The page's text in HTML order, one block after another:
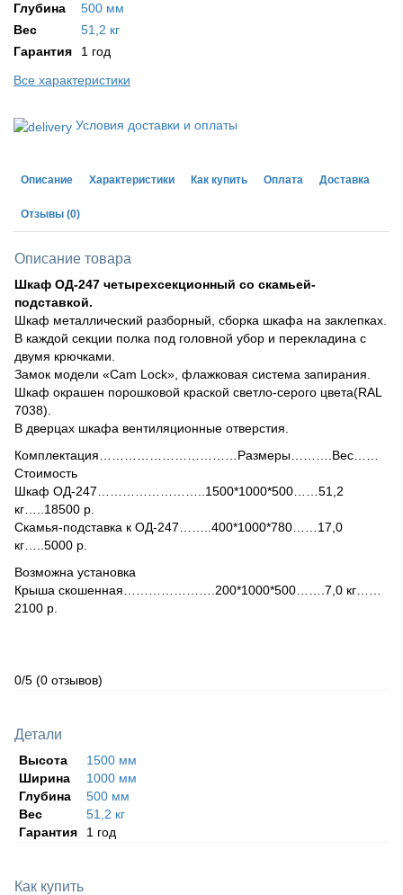
Глубина
500 мм
Вес
51,2 кг
Гарантия
1 год
Все характеристики
Условия доставки и оплаты
Описание Характеристики Как купить Оплата Доставка
Отзывы (0)
Описание товара
Шкаф ОД-247 четырехсекционный со скамьей-
подставкой.
Шкаф металлический разборный, сборка шкафа на заклепках.
В каждой секции полка под головной убор и перекладина с
двумя крючками.
Замок модели «Cam Lock», флажковая система запирания.
Шкаф окрашен порошковой краской светло-серого цвета(RAL
7038).
В дверцах шкафа вентиляционные отверстия.
Комплектация……………………………Размеры……….Вес……
Стоимость
Шкаф ОД-247……………………..1500*1000*500……51,2
кг…..18500 р.
Скамья-подставка к ОД-247……..400*1000*780……17,0
кг…..5000 р.
Возможна установка
Крыша скошенная………………….200*1000*500…….7,0 кг……
2100 р.
0/5 (0 отзывов)
Детали
Высота
1500 мм
Ширина
1000 мм
Глубина
500 мм
Вес
51,2 кг
Гарантия
1 год
Как купить